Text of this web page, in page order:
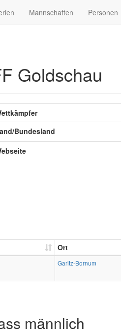
Mannschaften Personen
Goldschau
Bundesland
Ort
Garitz-Bornum
männlich